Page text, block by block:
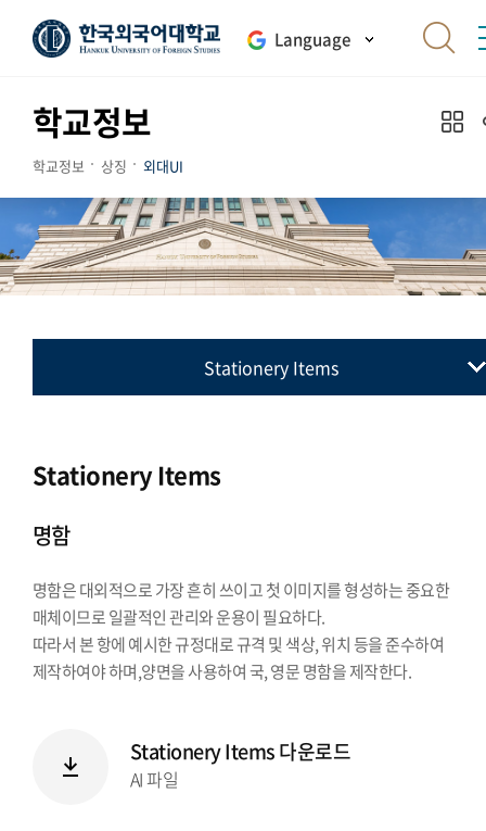
Language
학교정보
학교정보 상징 외대UI
Stationery Items
전용서체
PPT템플릿
캐릭터
Stationery Items
명함
명함은 대외적으로 가장 흔히 쓰이고 첫 이미지를 형성하는 중요한
매체이므로 일괄적인 관리와 운용이 필요하다.
따라서 본 항에 예시한 규정대로 규격 및 색상, 위치 등을 준수하여
제작하여야 하며,양면을 사용하여 국, 영문 명함을 제작한다.
Stationery Items 다운로드
AI 파일